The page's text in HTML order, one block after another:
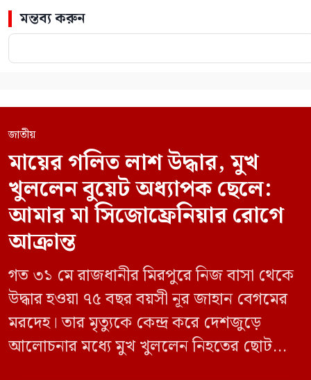
মন্তব্য করুন
জাতীয়
মায়ের গলিত লাশ উদ্ধার, মুখ
খুললেন বুয়েট অধ্যাপক ছেলে:
আমার মা সিজোফ্রেনিয়ার রোগে
আক্রান্ত
গত ৩১ মে রাজধানীর মিরপুরে নিজ বাসা থেকে
উদ্ধার হওয়া ৭৫ বছর বয়সী নূর জাহান বেগমের
মরদেহ। তার মৃত্যুকে কেন্দ্র করে দেশজুড়ে
আলোচনার মধ্যে মুখ খুললেন নিহতের ছোট